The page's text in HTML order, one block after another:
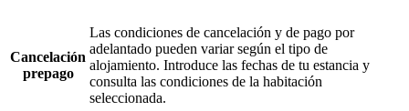
Cancelación
prepago
Las condiciones de cancelación y de pago por
adelantado pueden variar según el tipo de
alojamiento. Introduce las fechas de tu estancia y
consulta las condiciones de la habitación
seleccionada.